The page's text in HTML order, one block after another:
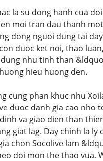
la su dong hanh cua doi
moi tran dau thanh
dong nguoi dung tai
duoc ket noi, thao
nhu tinh than
hieu huong den.
cung phan khuc nhu
duoc danh gia cao nho
va giao dien than
giat lag. Day chinh la ly
chon Socolive lam
doi mon the thao vua.